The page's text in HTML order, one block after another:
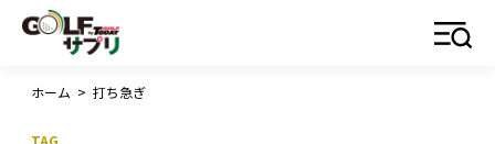
ホーム > 打ち急ぎ